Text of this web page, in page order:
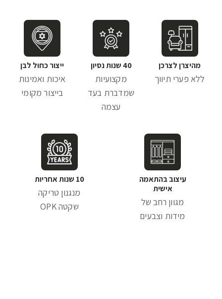
מהיצרן לצרכן
ללא פערי תיווך
40 שנות נסיון
מקצועיות
שמדברת בעד
עצמה
ייצור כחול לבן
איכות ואמינות
בייצור מקומי
עיצוב בהתאמה
אישית
מגוון רחב של
מידות וצבעים
10 שנות אחריות
מנגנון טריקה
שקטה OPK